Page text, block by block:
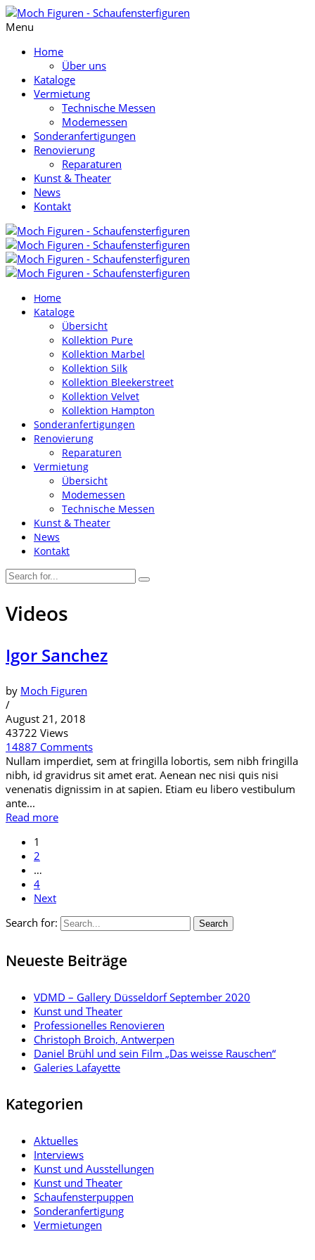
Menu
Home
Über uns
Kataloge
Vermietung
Technische Messen
Modemessen
Sonderanfertigungen
Renovierung
Reparaturen
Kunst & Theater
News
Kontakt
Home
Kataloge
Übersicht
Kollektion Pure
Kollektion Marbel
Kollektion Silk
Kollektion Bleekerstreet
Kollektion Velvet
Kollektion Hampton
Sonderanfertigungen
Renovierung
Reparaturen
Vermietung
Übersicht
Modemessen
Technische Messen
Kunst & Theater
News
Kontakt
Videos
Igor Sanchez
by Moch Figuren
/
August 21, 2018
43722 Views
14887 Comments
Nullam imperdiet, sem at fringilla lobortis, sem nibh fringilla
nibh, id gravidrus sit amet erat. Aenean nec nisi quis nisi
venenatis dignissim in at sapien. Etiam eu libero vestibulum
ante...
Read more
1
2
…
4
Next
Search for:
Search
Neueste Beiträge
VDMD – Gallery Düsseldorf September 2020
Kunst und Theater
Professionelles Renovieren
Christoph Broich, Antwerpen
Daniel Brühl und sein Film „Das weisse Rauschen“
Galeries Lafayette
Kategorien
Aktuelles
Interviews
Kunst und Ausstellungen
Kunst und Theater
Schaufensterpuppen
Sonderanfertigung
Vermietungen